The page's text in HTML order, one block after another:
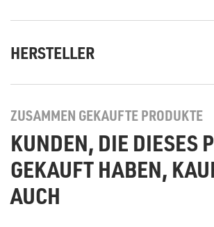
HERSTELLER
ZUSAMMEN GEKAUFTE PRODUKTE
KUNDEN, DIE DIESES
GEKAUFT HABEN,
AUCH